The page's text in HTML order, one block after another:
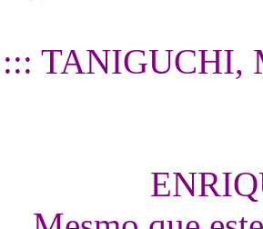
::: TANIGUCHI,